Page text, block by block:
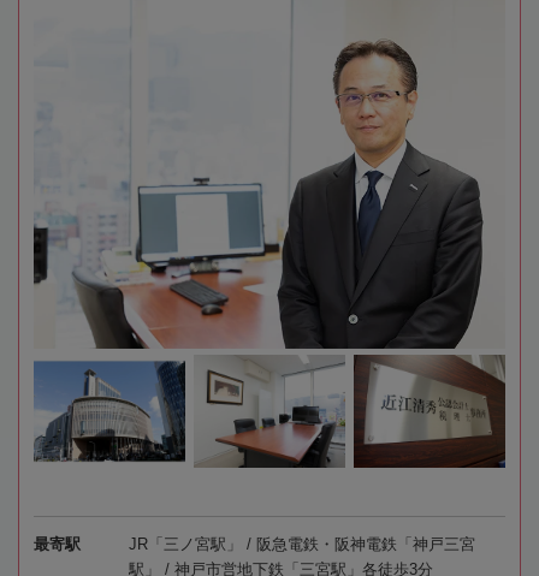
最寄駅
JR「三ノ宮駅」 / 阪急電鉄・阪神電鉄「神戸三宮
駅」 / 神戸市営地下鉄「三宮駅」各徒歩3分